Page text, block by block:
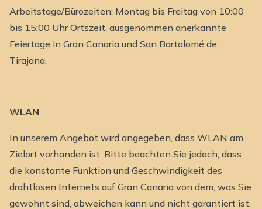
Arbeitstage/Bürozeiten: Montag bis Freitag von 10:00
bis 15:00 Uhr Ortszeit, ausgenommen anerkannte
Feiertage in Gran Canaria und San Bartolomé de
Tirajana.
WLAN
In unserem Angebot wird angegeben, dass WLAN am
Zielort vorhanden ist. Bitte beachten Sie jedoch, dass
die konstante Funktion und Geschwindigkeit des
drahtlosen Internets auf Gran Canaria von dem, was Sie
gewohnt sind, abweichen kann und nicht garantiert ist.